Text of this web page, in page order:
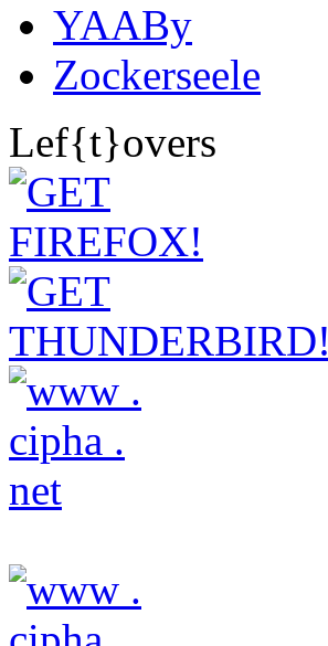
YAABy
Zockerseele
Lef{t}overs